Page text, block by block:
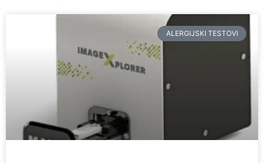
ALERGIJSKI TESTOVI